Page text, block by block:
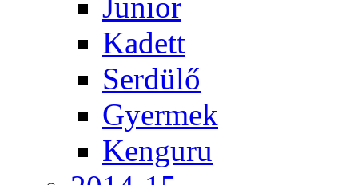
Kadett
Serdülő
Gyermek
Kenguru